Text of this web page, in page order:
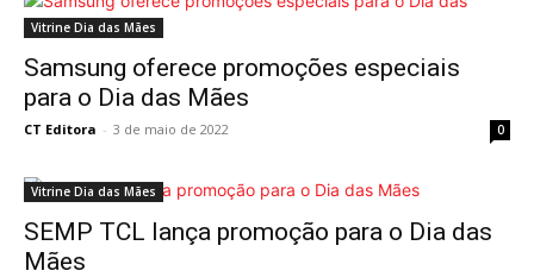
Vitrine Dia das Mães
Samsung oferece promoções especiais
para o Dia das Mães
CT Editora - 3 de maio de 2022 0
Vitrine Dia das Mães
SEMP TCL lança promoção para o Dia das
Mães